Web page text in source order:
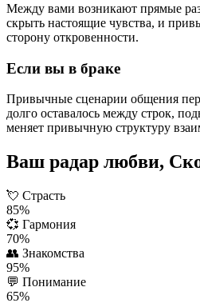
Между вами возникают прямые
скрыть настоящие чувства, и
сторону откровенности.
Если вы в браке
Привычные сценарии общения
долго оставалось между строк,
меняет привычную структуру
Ваш радар любви,
💘 Страсть
85%
💞 Гармония
70%
👥 Знакомства
95%
💬 Понимание
65%